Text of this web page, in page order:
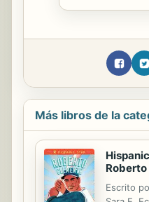
Más libros de la
Escrito